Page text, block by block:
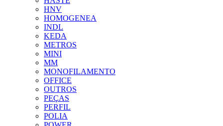
HNV
HOMOGENEA
INDL
KEDA
METROS
MINI
MM
MONOFILAMENTO
OFFICE
OUTROS
PEÇAS
PERFIL
POLIA